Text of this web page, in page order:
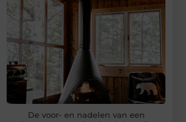
De voor- en nadelen van een